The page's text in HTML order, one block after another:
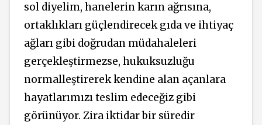
sol diyelim, hanelerin karın ağrısına,
ortaklıkları güçlendirecek gıda ve ihtiyaç
ağları gibi doğrudan müdahaleleri
gerçekleştirmezse, hukuksuzluğu
normalleştirerek kendine alan açanlara
hayatlarımızı teslim edeceğiz gibi
görünüyor. Zira iktidar bir süredir